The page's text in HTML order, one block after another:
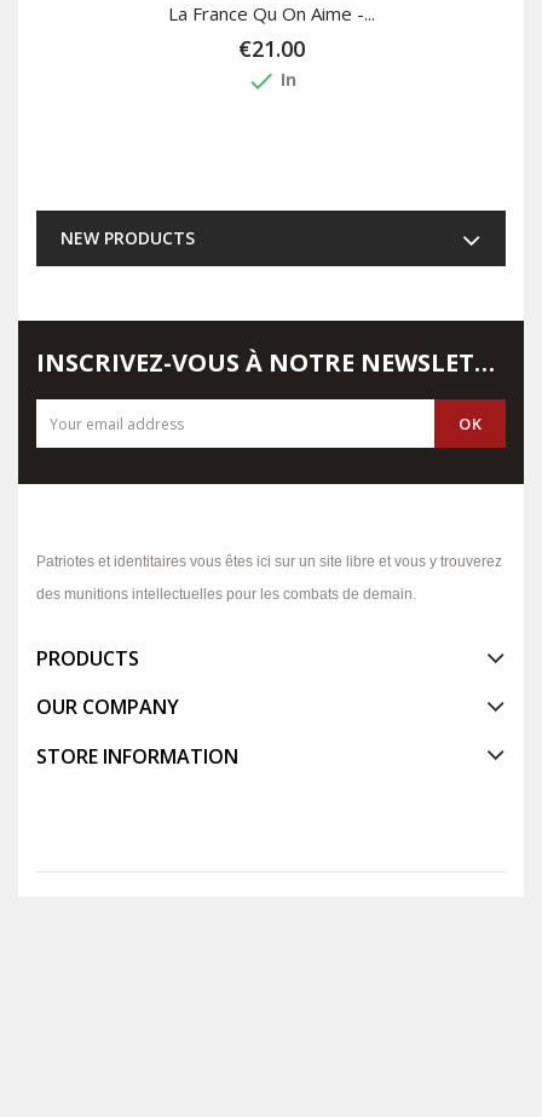
La France Qu On Aime -...
€21.00
done In
NEW PRODUCTS
INSCRIVEZ-VOUS À NOTRE NEWSLETTER
Patriotes et identitaires vous êtes ici sur un site libre et vous y trouverez
des munitions intellectuelles pour les combats de demain.
PRODUCTS
OUR COMPANY
STORE INFORMATION